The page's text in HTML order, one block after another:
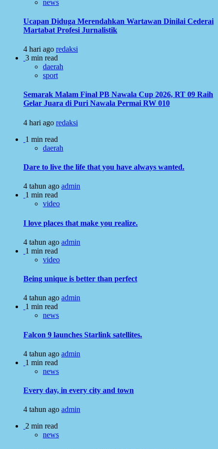
news
Ucapan Diduga Merendahkan Wartawan Dinilai Cederai
Martabat Profesi Jurnalistik
4 hari ago redaksi
3 min read
daerah
sport
Semarak Malam Final PB Nawala Cup 2026, RT 09 Raih
Gelar Juara di Puri Nawala Permai RW 010
4 hari ago redaksi
1 min read
daerah
Dare to live the life that you have always wanted.
4 tahun ago admin
1 min read
video
I love places that make you realize.
4 tahun ago admin
1 min read
video
Being unique is better than perfect
4 tahun ago admin
1 min read
news
Falcon 9 launches Starlink satellites.
4 tahun ago admin
1 min read
news
Every day, in every city and town
4 tahun ago admin
2 min read
news